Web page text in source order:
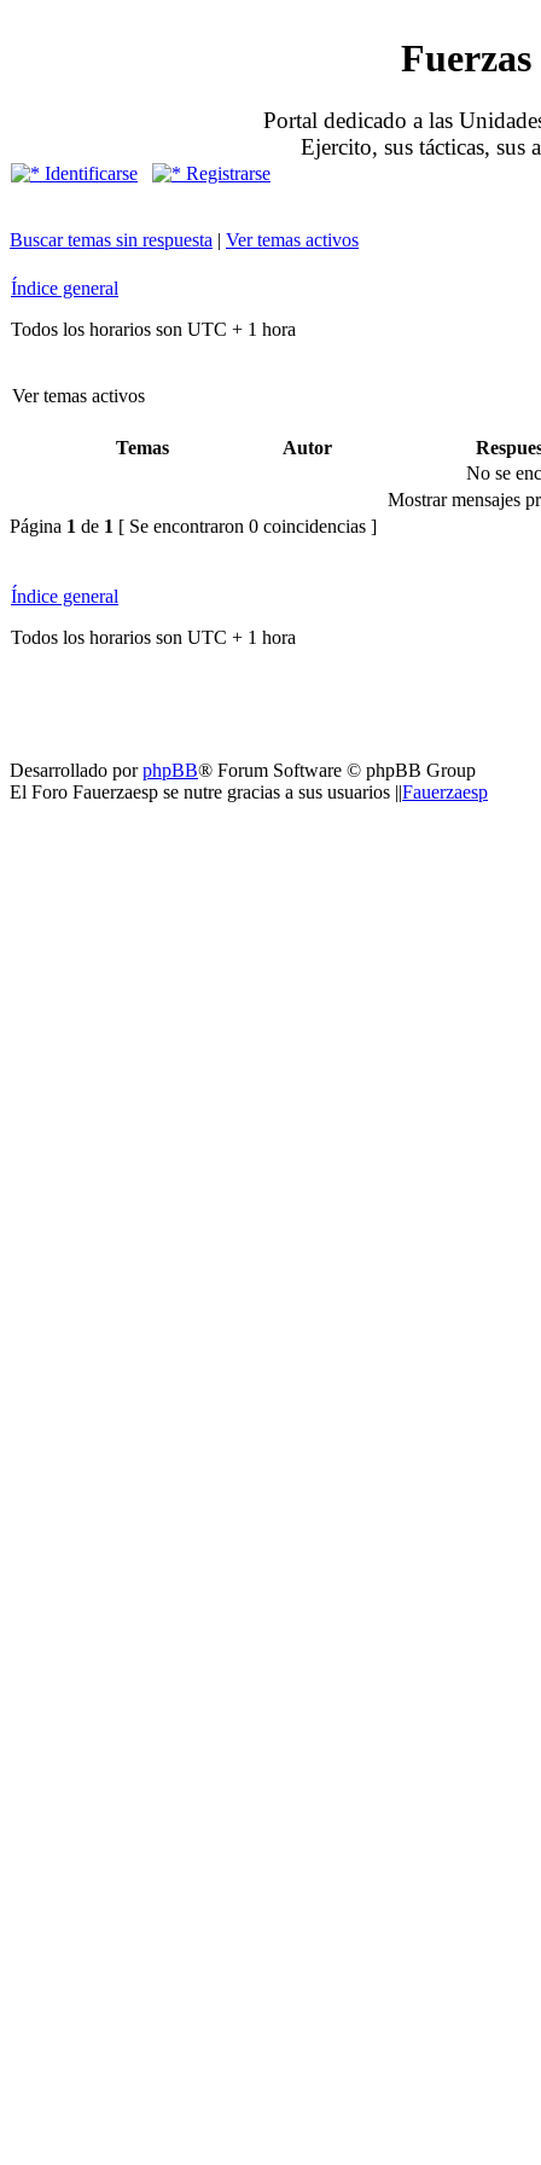
Portal dedicado a las
Ejercito, sus tácticas, sus
Identificarse Registrarse
Buscar temas sin respuesta | Ver temas activos
Índice general
Todos los horarios son UTC + 1 hora
Ver temas activos
Temas Autor
No se
Mostrar mensajes
Página 1 de 1 [ Se encontraron 0 coincidencias ]
Índice general
Todos los horarios son UTC + 1 hora
Desarrollado porphpBB® Forum Software © phpBB Group
El Foro Fauerzaesp se nutre gracias a sus usuarios ||Fauerzaesp